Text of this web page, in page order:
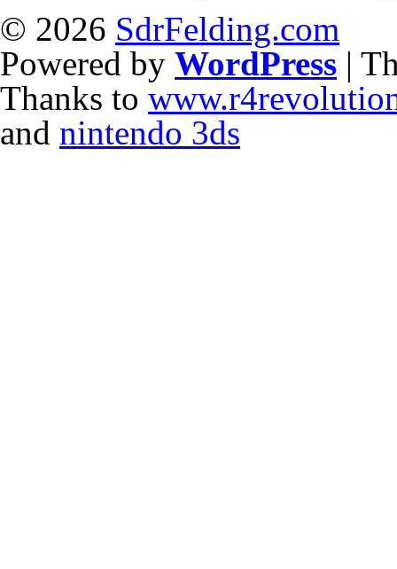
© 2026 SdrFelding.com
Powered by WordPress |
Thanks to
and nintendo 3ds